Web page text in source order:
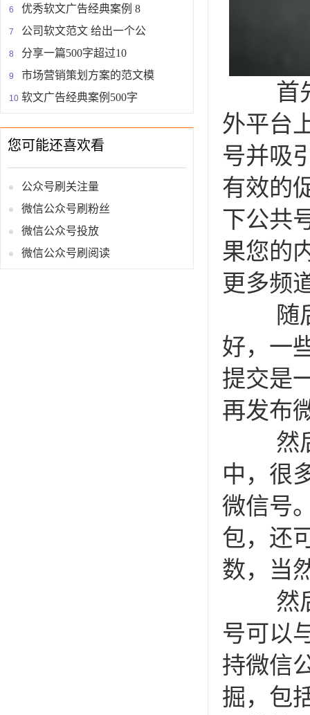
优秀软文广告经典案例 8
公司软文范文 给出一个公
分享一篇500字超过10
市场营销策划方案的范文模
软文广告经典案例500字
您可能还喜欢看
公众号刷关注量
微信公众号刷粉丝
微信公众号投放
微信公众号刷阅读
首先
外平台
号并吸
有效的
下公共
果您的
更多频
随后
好，一
提交是
再发布
然后
中，很
微信号
包，还
数，当
然后
号可以
持微信
掘，包